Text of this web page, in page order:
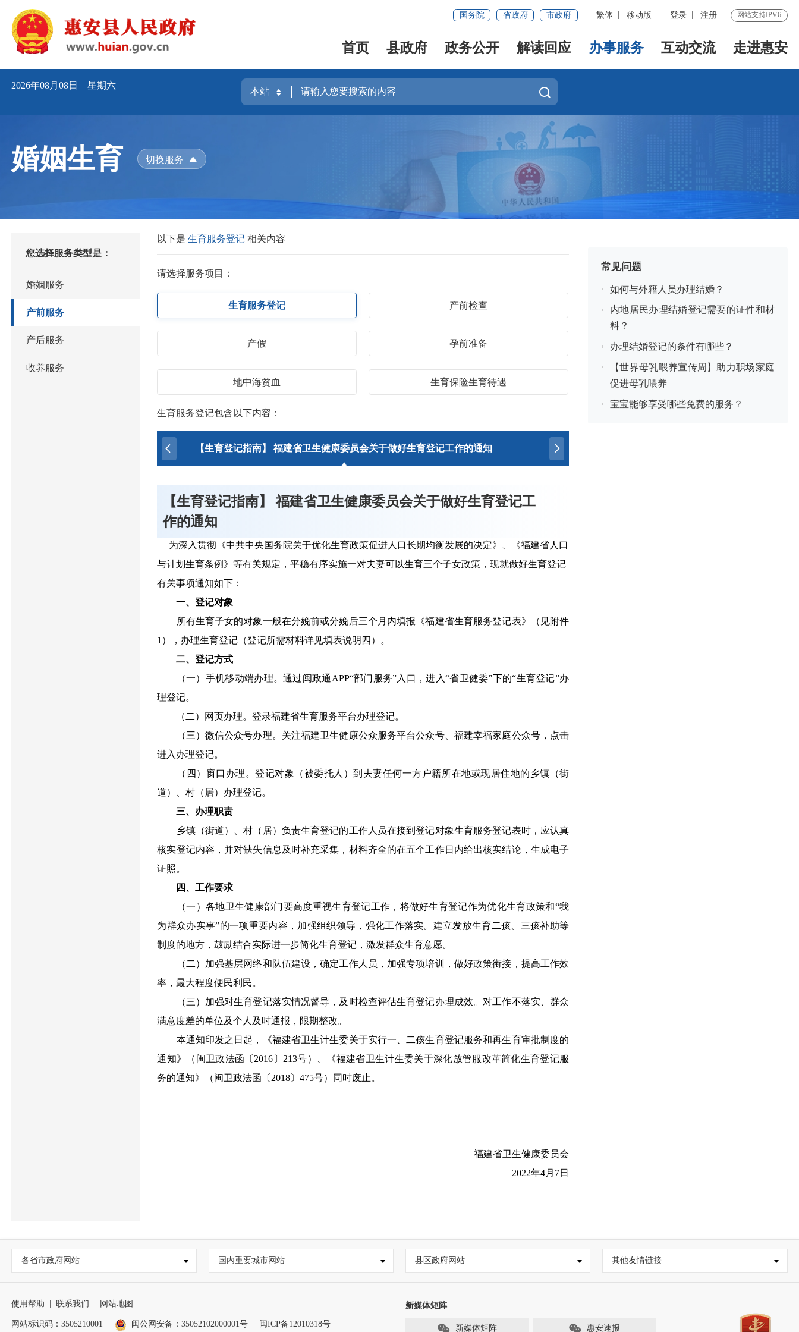
国务院 省政府 市政府 繁体 移动版 登录 注册 网站支持IPV6
首页 县政府 政务公开 解读回应 办事服务 互动交流 走进惠安
2026年08月08日 星期六
婚姻生育 切换服务
您选择服务类型是：
婚姻服务
产前服务
产后服务
收养服务
以下是生育服务登记相关内容
请选择服务项目：
生育服务登记 产前检查
产假 孕前准备
地中海贫血 生育保险生育待遇
生育服务登记包含以下内容：
【生育登记指南】 福建省卫生健康委员会关于做好生育登记工作的通知
【生育登记指南】 福建省卫生健康委员会关于做好生育登记工
作的通知
为深入贯彻《中共中央国务院关于优化生育政策促进人口长期均衡发展的决定》、《福建省人口
与计划生育条例》等有关规定，平稳有序实施一对夫妻可以生育三个子女政策，现就做好生育登记
有关事项通知如下：
一、登记对象
所有生育子女的对象一般在分娩前或分娩后三个月内填报《福建省生育服务登记表》（见附件
1），办理生育登记（登记所需材料详见填表说明四）。
二、登记方式
（一）手机移动端办理。通过闽政通APP“部门服务”入口，进入“省卫健委”下的“生育登记”办
理登记。
（二）网页办理。登录福建省生育服务平台办理登记。
（三）微信公众号办理。关注福建卫生健康公众服务平台公众号、福建幸福家庭公众号，点击
进入办理登记。
（四）窗口办理。登记对象（被委托人）到夫妻任何一方户籍所在地或现居住地的乡镇（街
道）、村（居）办理登记。
三、办理职责
乡镇（街道）、村（居）负责生育登记的工作人员在接到登记对象生育服务登记表时，应认真
核实登记内容，并对缺失信息及时补充采集，材料齐全的在五个工作日内给出核实结论，生成电子
证照。
四、工作要求
（一）各地卫生健康部门要高度重视生育登记工作，将做好生育登记作为优化生育政策和“我
为群众办实事”的一项重要内容，加强组织领导，强化工作落实。建立发放生育二孩、三孩补助等
制度的地方，鼓励结合实际进一步简化生育登记，激发群众生育意愿。
（二）加强基层网络和队伍建设，确定工作人员，加强专项培训，做好政策衔接，提高工作效
率，最大程度便民利民。
（三）加强对生育登记落实情况督导，及时检查评估生育登记办理成效。对工作不落实、群众
满意度差的单位及个人及时通报，限期整改。
本通知印发之日起，《福建省卫生计生委关于实行一、二孩生育登记服务和再生育审批制度的
通知》（闽卫政法函〔2016〕213号）、《福建省卫生计生委关于深化放管服改革简化生育登记服
务的通知》（闽卫政法函〔2018〕475号）同时废止。
福建省卫生健康委员会
2022年4月7日
常见问题
如何与外籍人员办理结婚？
内地居民办理结婚登记需要的证件和材
料？
办理结婚登记的条件有哪些？
【世界母乳喂养宣传周】助力职场家庭
促进母乳喂养
宝宝能够享受哪些免费的服务？
各省市政府网站 国内重要城市网站 县区政府网站 其他友情链接
使用帮助 联系我们 网站地图
网站标识码：3505210001 闽公网安备：35052102000001号 闽ICP备12010318号
新媒体矩阵
新媒体矩阵 惠安速报